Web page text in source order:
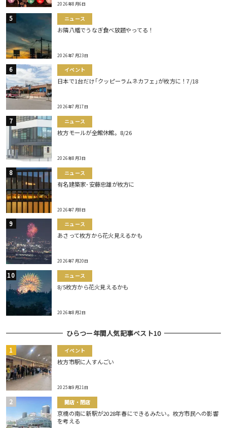
2026年8月6日
ニュース
お隣八幡でうなぎ食べ放題やってる！
2026年7月23日
イベント
日本で1台だけ｢クッピーラムネカフェ｣が枚方に！7/18
2026年7月17日
ニュース
枚方モールが全館休館。8/26
2026年8月3日
ニュース
有名建築家･安藤忠雄が枚方に
2026年7月8日
ニュース
あさって枚方から花火見えるかも
2026年7月20日
ニュース
8/5枚方から花火見えるかも
2026年8月2日
ひらつー年間人気記事ベスト10
イベント
枚方市駅に人すんごい
2025年9月21日
開店・閉店
京橋の南に新駅が2028年春にできるみたい。枚方市民への影響
を考える